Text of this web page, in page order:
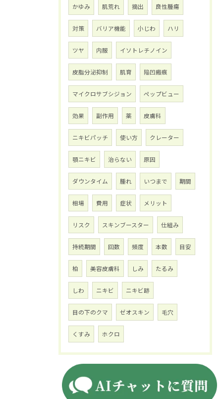
かゆみ 肌荒れ 摘出 良性腫瘍
対策 バリア機能 小じわ ハリ
ツヤ 内服 イソトレチノイン
皮脂分泌抑制 肌育 陥凹瘢痕
マイクロサブシジョン ペップビュー
効果 副作用 薬 皮膚科
ニキビパッチ 使い方 クレーター
顎ニキビ 治らない 原因
ダウンタイム 腫れ いつまで 期間
相場 費用 症状 メリット
リスク スキンブースター 仕組み
持続期間 回数 頻度 本数 目安
柏 美容皮膚科 しみ たるみ
しわ ニキビ ニキビ跡
目の下のクマ ゼオスキン 毛穴
くすみ ホクロ